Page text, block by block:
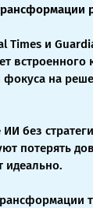
Times и
на
без
потерять
идеально.